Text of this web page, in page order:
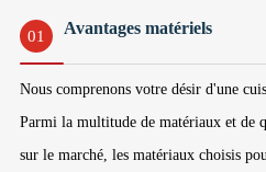
01 Avantages matériels
Nous comprenons votre désir d'une
Parmi la multitude de matériaux et de
sur le marché, les matériaux choisis